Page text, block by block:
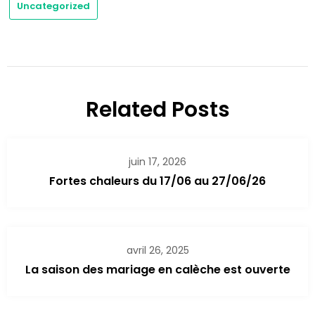
Uncategorized
Related Posts
juin 17, 2026
Fortes chaleurs du 17/06 au 27/06/26
avril 26, 2025
La saison des mariage en calèche est ouverte